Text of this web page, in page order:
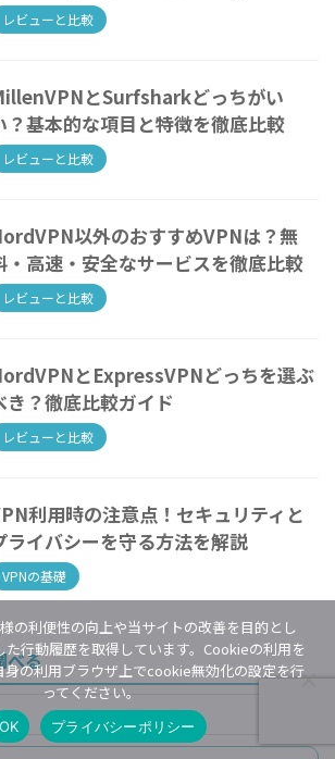
レビューと比較
とSurfsharkどっちがい
？基本的な項目と特徴を徹底比較
レビューと比較
以外のおすすめVPNは？無
・高速・安全なサービスを徹底比較
レビューと比較
とExpressVPNどっちを選ぶ
き？徹底比較ガイド
レビューと比較
利用時の注意点！セキュリティと
ライバシーを守る方法を解説
VPNの基礎
べる
の利便性の向上や当サイトの改善を目的とし
た行動履歴を取得しています。Cookieの利用を
身の利用ブラウザ上でcookie無効化の設定を行
ってください。
OK プライバシーポリシー